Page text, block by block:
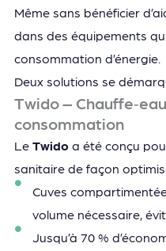
Même sans bénéficier
dans des équipements
consommation d’énergie.
Deux solutions se
Twido –
consommation
Le Twido a été conçu
sanitaire de façon
Cuves
volume nécessaire,
Jusqu’à 70 %